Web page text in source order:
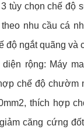
tùy chọn chế độ
nhu cầu cá
độ ngắt quãng và
rộng: Máy
chế độ chườm
thích hợp
căng cứng